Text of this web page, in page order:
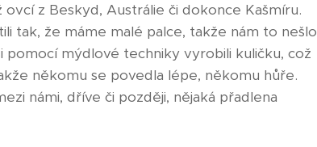
z Beskyd, Austrálie či dokonce Kašmíru.
tak, že máme malé palce, takže nám to nešlo
mýdlové techniky vyrobili kuličku, což
někomu se povedla lépe, někomu hůře.
námi, dříve či později, nějaká přadlena